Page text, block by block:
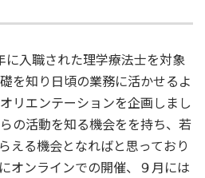
に入職された理学療法士を対象
を知り日頃の業務に活かせるよ
リエンテーションを企画しまし
の活動を知る機会をを持ち、若
える機会となればと思っており
オンラインでの開催、９月には